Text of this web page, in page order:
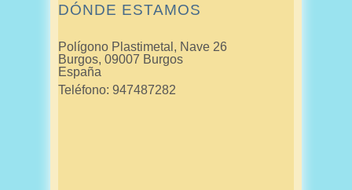
DÓNDE ESTAMOS
Polígono Plastimetal, Nave 26
Burgos, 09007 Burgos
España
Teléfono: 947487282